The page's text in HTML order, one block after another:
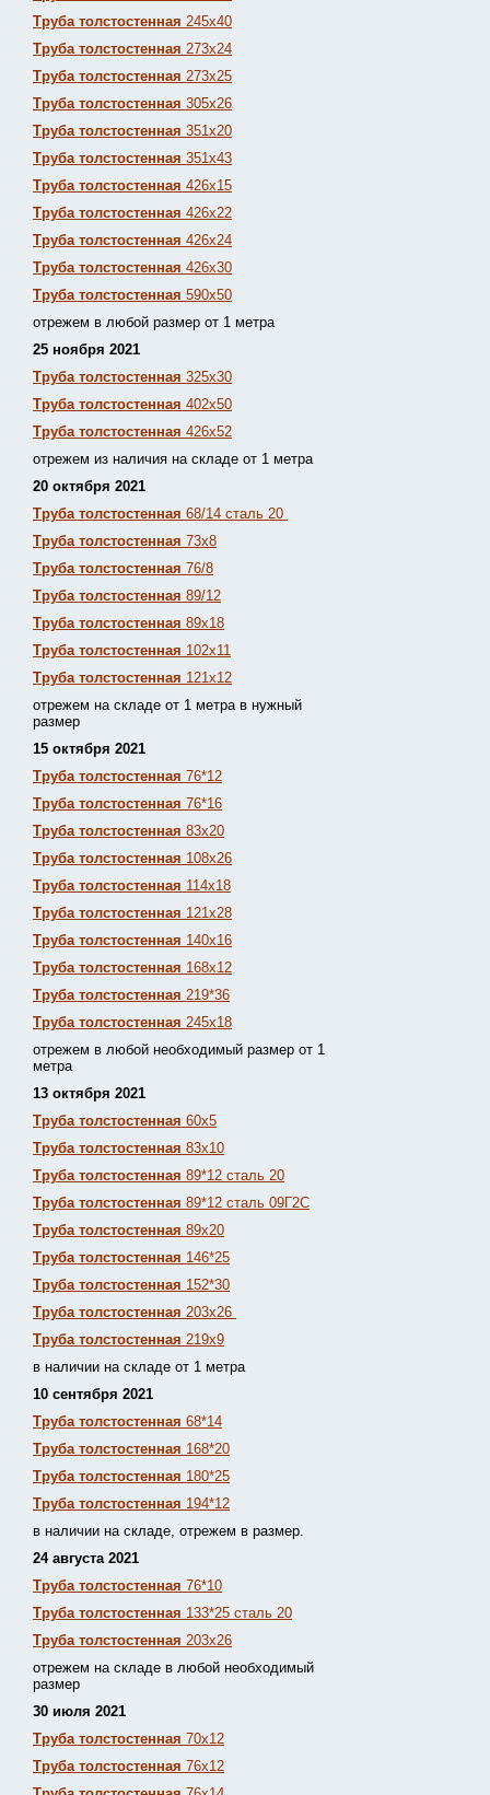
Труба толстостенная 245х40
Труба толстостенная 273х24
Труба толстостенная 273х25
Труба толстостенная 305х26
Труба толстостенная 351х20
Труба толстостенная 351х43
Труба толстостенная 426х15
Труба толстостенная 426х22
Труба толстостенная 426х24
Труба толстостенная 426х30
Труба толстостенная 590х50
отрежем в любой размер от 1 метра
25 ноября 2021
Труба толстостенная 325х30
Труба толстостенная 402х50
Труба толстостенная 426х52
отрежем из наличия на складе от 1 метра
20 октября 2021
Труба толстостенная 68/14 сталь 20
Труба толстостенная 73х8
Труба толстостенная 76/8
Труба толстостенная 89/12
Труба толстостенная 89х18
Труба толстостенная 102х11
Труба толстостенная 121х12
отрежем на складе от 1 метра в нужный
размер
15 октября 2021
Труба толстостенная 76*12
Труба толстостенная 76*16
Труба толстостенная 83х20
Труба толстостенная 108х26
Труба толстостенная 114х18
Труба толстостенная 121х28
Труба толстостенная 140х16
Труба толстостенная 168х12
Труба толстостенная 219*36
Труба толстостенная 245х18
отрежем в любой необходимый размер от 1
метра
13 октября 2021
Труба толстостенная 60х5
Труба толстостенная 83х10
Труба толстостенная 89*12 сталь 20
Труба толстостенная 89*12 сталь 09Г2С
Труба толстостенная 89х20
Труба толстостенная 146*25
Труба толстостенная 152*30
Труба толстостенная 203х26
Труба толстостенная 219х9
в наличии на складе от 1 метра
10 сентября 2021
Труба толстостенная 68*14
Труба толстостенная 168*20
Труба толстостенная 180*25
Труба толстостенная 194*12
в наличии на складе, отрежем в размер.
24 августа 2021
Труба толстостенная 76*10
Труба толстостенная 133*25 сталь 20
Труба толстостенная 203х26
отрежем на складе в любой необходимый
размер
30 июля 2021
Труба толстостенная 70х12
Труба толстостенная 76х12